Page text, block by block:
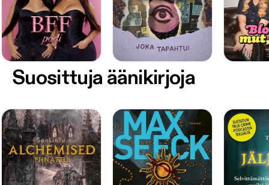
Suosittuja äänikirjoja